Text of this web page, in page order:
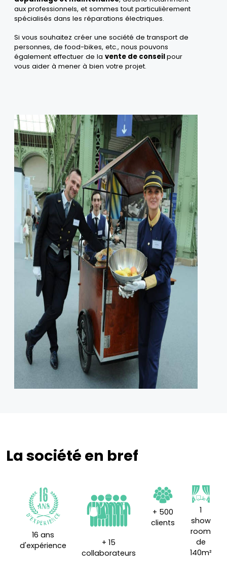
aux professionnels, et sommes tout particulièrement
spécialisés dans les réparations électriques.
Si vous souhaitezcréer une société de transport de
personnes, defood-bikes, etc., nous pouvons
également effectuer de lavente de conseilpour
vous aider à mener à bien votre projet.
La société en bref
16 ans
d'expérience
+ 15
collaborateurs
+ 500
clients
1
show
room
de
140m²